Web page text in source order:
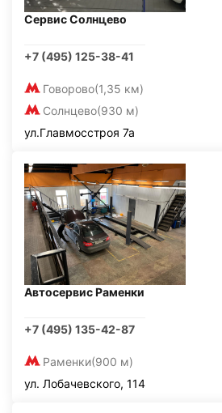
Сервис Солнцево
+7 (495) 125-38-41
Говорово(1,35 км)
Солнцево(930 м)
ул.Главмосстроя 7а
Автосервис Раменки
+7 (495) 135-42-87
Раменки(900 м)
ул. Лобачевского, 114